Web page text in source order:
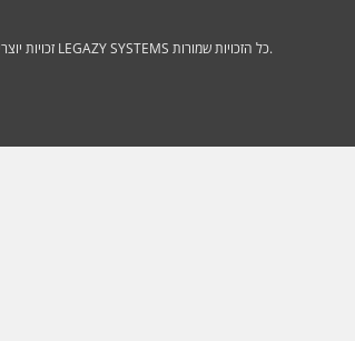
זכויות יוצרים © 2026 LEGAZY SYSTEMS כל הזכויות שמורות.